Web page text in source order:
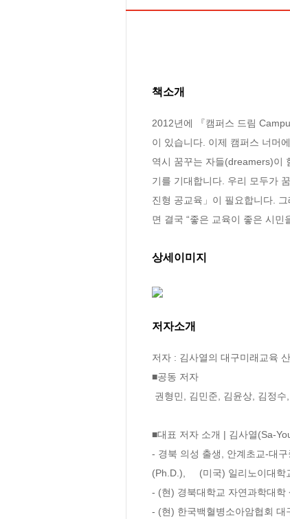
책소개
2012년에 『캠퍼스 드림
이 있습니다. 이제 캠퍼스 너머
역시 꿈꾸는 자들(dreamers)이
기를 기대합니다. 우리 모두가
진형 공교육」이 필요합니다.
면 결국 “좋은 교육이 좋은 시
상세이미지
저자소개
저자 : 김사열의 대구미래교육
■공동 저자
■대표 저자 소개 | 김사열(Sa-
- 경북 의성 출생, 안계초교-대
(Ph.D.),     (미국) 일리노이대
- (현) 경북대학교 자연과학대학
- (현) 한국백혈병소아암협회 대